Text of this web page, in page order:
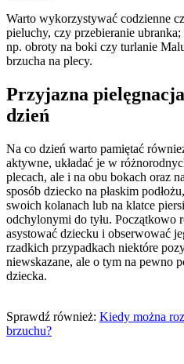
Warto wykorzystywać codzienne
pieluchy, czy przebieranie
np. obroty na boki czy turlanie
brzucha na plecy.
Przyjazna
dzień
Na co dzień warto pamiętać
aktywne, układać je w
plecach, ale i na obu bokach oraz
sposób dziecko na płaskim
swoich kolanach lub na klatce
odchylonymi do tyłu. Początkowo
asystować dziecku i obserwować
rzadkich przypadkach niektóre
niewskazane, ale o tym na pewno
dziecka.
Sprawdź również: Kiedy można
brzuchu?